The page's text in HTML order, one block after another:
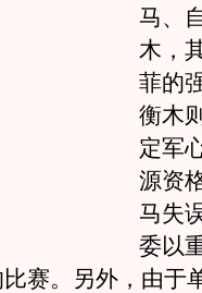
马、
木，
菲的
衡木
定军
源资
马失
委以
赛。另外，由于